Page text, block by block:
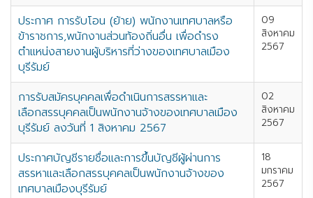
ประกาศ การรับโอน (ย้าย) พนักงานเทศบาลหรือ
ข้าราชการ,พนักงานส่วนท้องถิ่นอื่น เพื่อดำรง
ตำแหน่งสายงานผู้บริหารที่ว่างของเทศบาลเมือง
บุรีรัมย์
09
สิงหาคม
2567
การรับสมัครบุคคลเพื่อดำเนินการสรรหาและ
เลือกสรรบุคคลเป็นพนักงานจ้างของเทศบาลเมือง
บุรีรัมย์ ลงวันที่ 1 สิงหาคม 2567
02
สิงหาคม
2567
ประกาศบัญชีรายชื่อและการขึ้นบัญชีผู้ผ่านการ
สรรหาและเลือกสรรบุคคลเป็นพนักงานจ้างของ
เทศบาลเมืองบุรีรัมย์
18
มกราคม
2567